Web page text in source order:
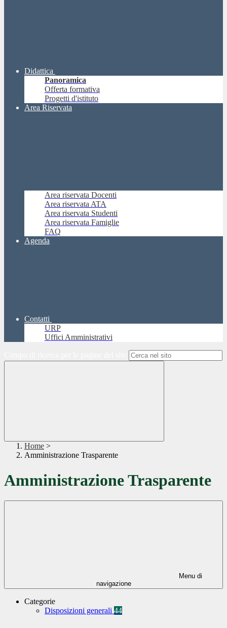
Didattica
Panoramica
Offerta formativa
Progetti d'istituto
Area Riservata
Area riservata Docenti
Area riservata ATA
Area riservata Studenti
Area riservata Famiglie
FAQ
Agenda
Contatti
URP
Uffici Amministrativi
Home >
Amministrazione Trasparente
Amministrazione Trasparente
Menu di
navigazione
Categorie
Disposizioni generali 44